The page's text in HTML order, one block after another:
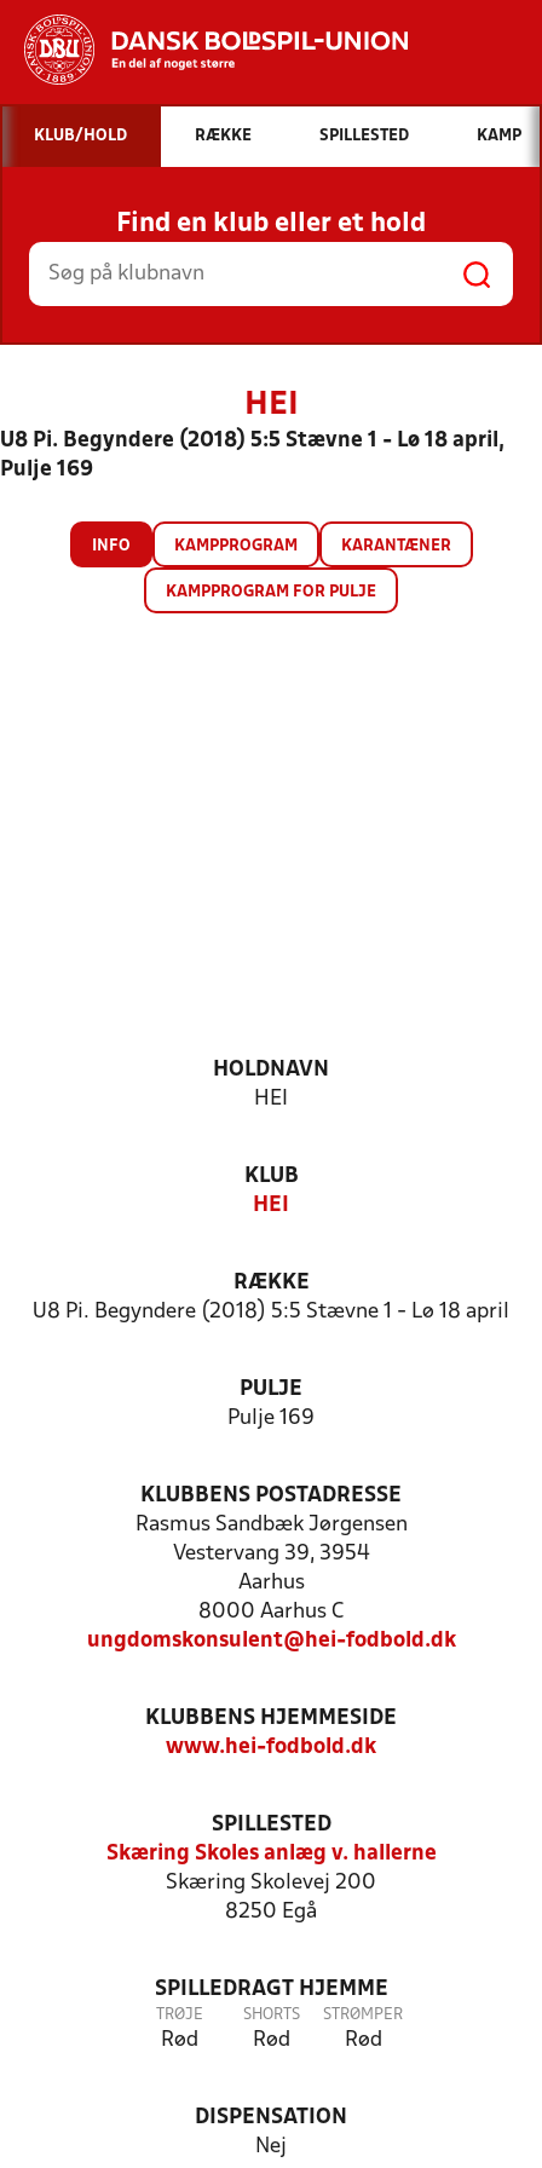
Hvad vil du søge efter?
INDHOLD OG NYHEDER
STILLINGER, RESULTATER, KLUBBER OG
HOLD
KLUB/HOLD RÆKKE SPILLESTED KAMP
Find en klub eller et hold
HEI
U8 Pi. Begyndere (2018) 5:5 Stævne 1 - Lø 18 april,
Pulje 169
INFO KAMPPROGRAM KARANTÆNER
KAMPPROGRAM FOR PULJE
HOLDNAVN
HEI
KLUB
HEI
RÆKKE
U8 Pi. Begyndere (2018) 5:5 Stævne 1 - Lø 18 april
PULJE
Pulje 169
KLUBBENS POSTADRESSE
Rasmus Sandbæk Jørgensen
Vestervang 39, 3954
Aarhus
8000 Aarhus C
ungdomskonsulent@hei-fodbold.dk
KLUBBENS HJEMMESIDE
www.hei-fodbold.dk
SPILLESTED
Skæring Skoles anlæg v. hallerne
Skæring Skolevej 200
8250 Egå
SPILLEDRAGT HJEMME
TRØJE
Rød
SHORTS
Rød
STRØMPER
Rød
DISPENSATION
Nej